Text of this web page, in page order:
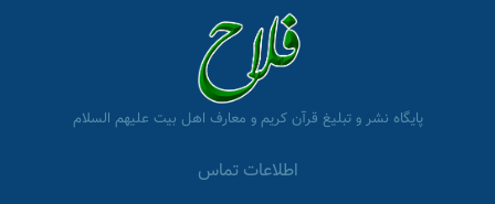
پایگاه نشر و تبلیغ قرآن کریم و معارف اهل بیت علیهم السلام
اطلاعات تماس